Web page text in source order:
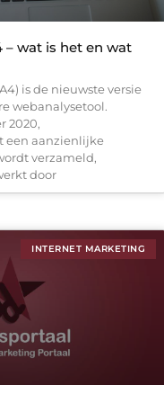
– wat is het en wat
is de nieuwste versie
webanalysetool.
2020,
een aanzienlijke
verzameld,
door
INTERNET MARKETING